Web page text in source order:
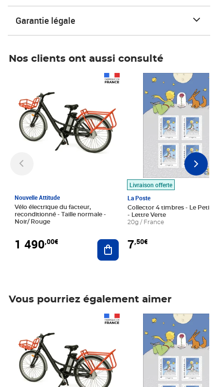
Garantie légale
Nos clients ont aussi consulté
Nouvelle Attitude
Vélo électrique du facteur,
reconditionné - Taille normale -
Noir/ Rouge
1 490,00€ Ajouter au panier
Livraison offerte
La Poste
Collector 4 timbres - Le Petit
- Lettre Verte
20g / France
7,50€
Prix 7,50€
Vous pourriez également aimer
Prix 7,50€